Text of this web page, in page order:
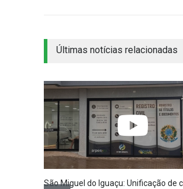
Últimas notícias relacionadas
São Miguel do Iguaçu: Unificação de